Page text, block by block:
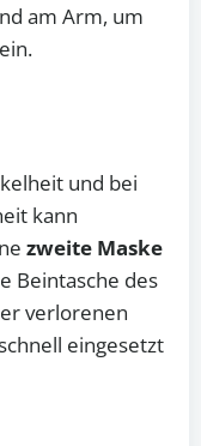
am Arm, um
und bei
kann
zweite Maske
Beintasche des
verlorenen
eingesetzt